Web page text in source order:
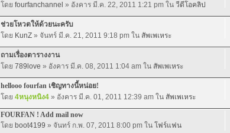
โดย fourfanchannel » อังคาร มี.ค. 22, 2011 1:21 pm ใน วีดีโอคลิป
ช่วยโหวตให้ด้วยนะครับ
โดย KunZ » จันทร์ มี.ค. 21, 2011 9:18 pm ใน สัพเพเหระ
ถามเรื่องตารางงาน
โดย 789love » อังคาร มี.ค. 08, 2011 1:04 am ใน สัพเพเหระ
hellooo fourfan เชิญทางนี้หน่อย!
โดย 4หนุงหนิง4 » อังคาร มี.ค. 01, 2011 12:39 am ใน สัพเพเหระ
FOURFAN ! Add mail now
โดย boot4199 » จันทร์ ก.พ. 07, 2011 8:00 pm ใน โฟร์แฟน